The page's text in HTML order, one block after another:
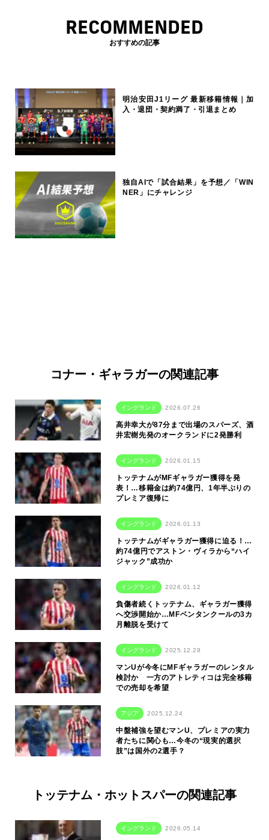
RECOMMENDED
おすすめの記事
明治安田J1リーグ 最新移籍情報｜加
入・退団・契約満了・引退まとめ
独自AIで「試合結果」を予想／「WIN
NER」にチャレンジ
コナー・ギャラガーの関連記事
イングランド 2026.07.26
高井幸大が87分まで出場のスパーズ、酒
井宏樹先発のオークランドに2発勝利
イングランド 2026.01.15
トッテナムがMFギャラガー獲得を発
表！…移籍金は約74億円、1年半ぶりの
プレミア復帰に
イングランド 2026.01.13
トッテナムがギャラガー獲得に迫る！…
約74億円でアストン・ヴィラから“ハイ
ジャック”成功か
イングランド 2026.01.12
負傷者続くトッテナム、ギャラガー獲得
へ交渉開始か…MFベンタンクールの3カ
月離脱を受けて
イングランド 2025.12.28
マンUが今冬にMFギャラガーのレンタル
検討か 一方のアトレティコは完全移籍
での売却を希望
アジア 2025.12.24
中盤補強を望むマンU、プレミアの実力
者たちに関心も…今冬の“現実的選択
肢”は国外の2選手？
トッテナム・ホットスパーの関連記事
イングランド 2026.05.14